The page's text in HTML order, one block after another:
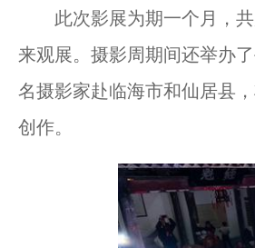
此次影展为期一个月，共
来观展。摄影周期间还举办
名摄影家赴临海市和仙居县
创作。